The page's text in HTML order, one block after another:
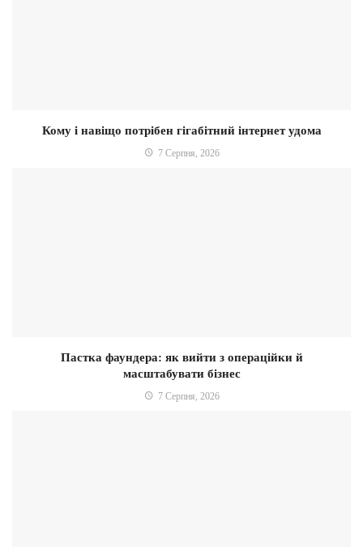
Кому і навіщо потрібен гігабітний інтернет удома
7 Серпня, 2026
Пастка фаундера: як вийти з операційки й
масштабувати бізнес
7 Серпня, 2026